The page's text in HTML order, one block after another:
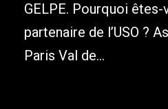
GELPE. Pourquoi êtes-
partenaire de l’USO ?
Paris Val de...